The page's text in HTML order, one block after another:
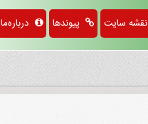
نقشه سایت پیوندها درباره‌ما